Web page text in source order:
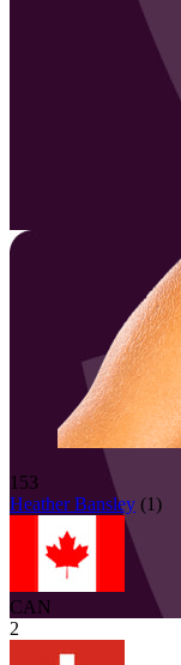
153
Heather Bansley (1)
CAN
2